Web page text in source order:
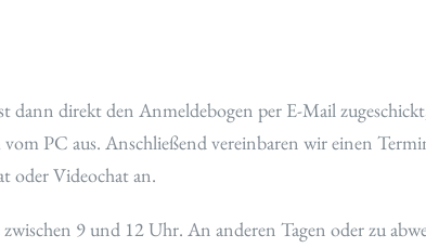
direkt den Anmeldebogen per E-Mail
PC aus. Anschließend vereinbaren wir einen
oder Videochat an.
9 und 12 Uhr. An anderen Tagen oder zu